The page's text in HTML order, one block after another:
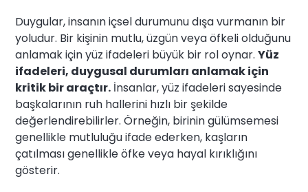
Duygular, insanın içsel durumunu dışa vurmanın bir
yoludur. Bir kişinin mutlu, üzgün veya öfkeli olduğunu
anlamak için yüz ifadeleri büyük bir rol oynar.Yüz
ifadeleri, duygusal durumları anlamak için
kritik bir araçtır. İnsanlar, yüz ifadeleri sayesinde
başkalarının ruh hallerini hızlı bir şekilde
değerlendirebilirler. Örneğin, birinin gülümsemesi
genellikle mutluluğu ifade ederken, kaşların
çatılması genellikle öfke veya hayal kırıklığını
gösterir.